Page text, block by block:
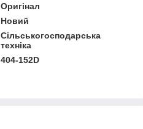
Оригінал
Новий
Сільськогосподарська
техніка
404-152D